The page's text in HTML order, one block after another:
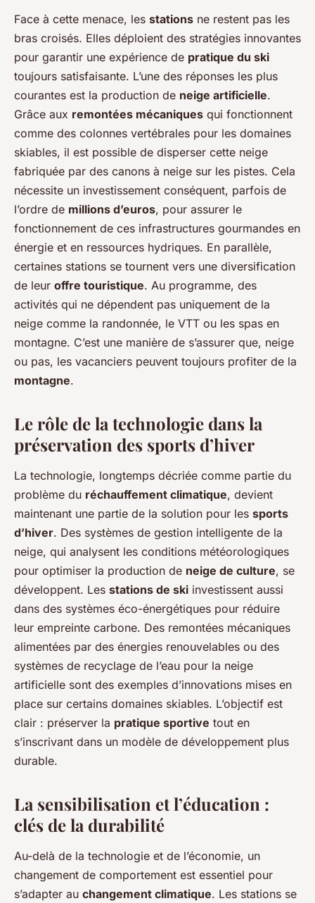
Face à cette menace, les stations ne restent pas les
bras croisés. Elles déploient des stratégies innovantes
pour garantir une expérience de pratique du ski
toujours satisfaisante. L’une des réponses les plus
courantes est la production de neige artificielle.
Grâce aux remontées mécaniques qui fonctionnent
comme des colonnes vertébrales pour les domaines
skiables, il est possible de disperser cette neige
fabriquée par des canons à neige sur les pistes. Cela
nécessite un investissement conséquent, parfois de
l’ordre de millions d’euros, pour assurer le
fonctionnement de ces infrastructures gourmandes en
énergie et en ressources hydriques. En parallèle,
certaines stations se tournent vers une diversification
de leur offre touristique. Au programme, des
activités qui ne dépendent pas uniquement de la
neige comme la randonnée, le VTT ou les spas en
montagne. C’est une manière de s’assurer que, neige
ou pas, les vacanciers peuvent toujours profiter de la
montagne.
Le rôle de la technologie dans la
préservation des sports d’hiver
La technologie, longtemps décriée comme partie du
problème du réchauffement climatique, devient
maintenant une partie de la solution pour les sports
d’hiver. Des systèmes de gestion intelligente de la
neige, qui analysent les conditions météorologiques
pour optimiser la production de neige de culture, se
développent. Les stations de ski investissent aussi
dans des systèmes éco-énergétiques pour réduire
leur empreinte carbone. Des remontées mécaniques
alimentées par des énergies renouvelables ou des
systèmes de recyclage de l’eau pour la neige
artificielle sont des exemples d’innovations mises en
place sur certains domaines skiables. L’objectif est
clair : préserver la pratique sportive tout en
s’inscrivant dans un modèle de développement plus
durable.
La sensibilisation et l’éducation :
clés de la durabilité
Au-delà de la technologie et de l’économie, un
changement de comportement est essentiel pour
s’adapter au changement climatique. Les stations se